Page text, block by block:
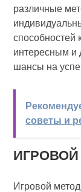
различные
интересным и
шансы на
советы и
Игровой